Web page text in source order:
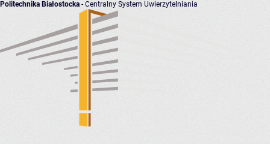
Politechnika Białostocka - Centralny System Uwierzytelniania